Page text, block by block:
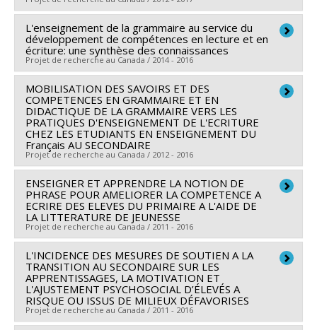
Sources de financement :FRQSC/Fonds de recherche
du Québec - Société et culture (FQRSC)
Programmes de subvention :PVXXXXXX-(AC) Actions
concertées - générique
Chercheur principal : Ahlem Ammar
Co-chercheurs : Pascale Lefrançois,Daniel Daigle
Sources de financement :FRQSC/Fonds de recherche
du Québec - Société et culture (FQRSC)
Programmes de subvention :PVXXXXXX-(AC) Action
concertée - programme de recherche sur l'écriture
L'enseignement de la grammaire au service du
développement de compétences en lecture et en
écriture: une synthèse des connaissances
Projet de recherche au Canada / 2014 - 2016
Chercheur principal : François Vincent
Co-chercheurs : Pascale Lefrançois
Sources de financement :FRQSC/Fonds de recherche
du Québec - Société et culture (FQRSC)
Programmes de subvention :PVXXXXXX-(AC) Action
concertée : Prog de rech sur la persévérance et la
réussite scolaires
MOBILISATION DES SAVOIRS ET DES
COMPETENCES EN GRAMMAIRE ET EN
DIDACTIQUE DE LA GRAMMAIRE VERS LES
PRATIQUES D'ENSEIGNEMENT DE L'ECRITURE
CHEZ LES ETUDIANTS EN ENSEIGNEMENT DU
Français AU SECONDAIRE
Projet de recherche au Canada / 2012 - 2016
Chercheur principal : Isabelle Gauvin
Co-chercheurs : Pascale Lefrançois,Michel Lepage
Mireille Tremblay
Sources de financement :FRQSC/Fonds de recherche
du Québec - Société et culture (FQRSC)
Programmes de subvention :PVXXXXXX-(AC) Actions
concertées - générique
ENSEIGNER ET APPRENDRE LA NOTION DE
PHRASE POUR AMELIORER LA COMPETENCE A
ECRIRE DES ELEVES DU PRIMAIRE A L'AIDE DE
LA LITTERATURE DE JEUNESSE
Projet de recherche au Canada / 2011 - 2016
Chercheur principal : Pascale Lefrançois
Co-chercheurs : Isabelle Montésinos-Gelet
Anctil,Darin Bould,France Le Petitcorps
Sources de financement :FRQSC/Fonds de recherche
du Québec - Société et culture (FQRSC)
L'INCIDENCE DES MESURES DE SOUTIEN A LA
TRANSITION AU SECONDAIRE SUR LES
APPRENTISSAGES, LA MOTIVATION ET
L'AJUSTEMENT PSYCHOSOCIAL D’ÉLEVÉS A
RISQUE OU ISSUS DE MILIEUX DÉFAVORISES
Projet de recherche au Canada / 2011 - 2016